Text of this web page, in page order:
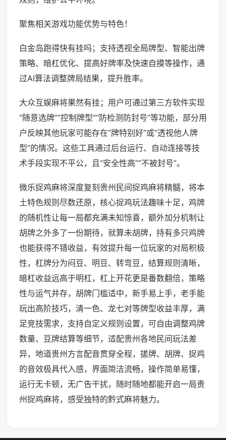
聚焦相关游戏功能优势与特色！
白金岛跑得快有挂吗；支持透视全局牌型、智能出牌
策略、暗杠优化、提高好牌率及快速自摸等操作，通
过AI算法调整牌局结果，提升胜率。
大众互娱麻将果然有挂；用户可通过第三方软件实现
“随意选牌”“控制牌型”“防检测防封号”等功能，部分用
户反映其他玩家可能存在“牌特别好”或“透视他人牌
型”的情况。这些工具通过后台运行、自动连接等技
术手段实现不平公，且“安全性高”“不被封号”。
微乐捉鸡麻将深度复刻贵州民间捉鸡麻将精髓，将本
土特色规则尽数还原，核心捉鸡玩法趣味十足，鸡牌
的随机性让每一局都充满未知惊喜，额外加分机制让
胡牌之外多了一份期待，就算未胡牌，持有多只鸡牌
也能获得不错收益，有效提升每一位玩家的对局积极
性，杠牌分为闷豆、明豆、转弯豆，结算规则清晰，
暗杠收益远高于明杠，杠上开花更是番数翻倍，策略
性与运气并存，胡牌门槛适中，新手易上手，老手能
玩出高阶技巧，清一色、龙七对等牌型收益丰厚，满
足竞技需求，支持自定义规则设置，可自由调整鸡牌
数量、豆牌结算等细节，适配贵州各地民间玩法差
异，地道贵州方言配音贯穿全程，搓牌、胡牌、捉鸡
的音效极具代入感，界面简洁流畅，操作简单易懂，
运行无卡顿，无广告干扰，随时随地都能开启一局贵
州捉鸡麻将，感受独特的黔式麻将魅力。